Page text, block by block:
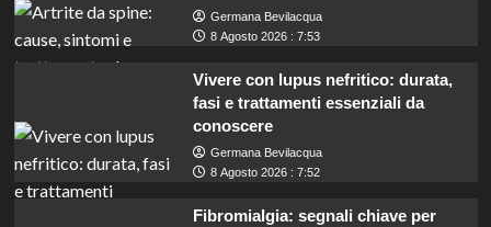
Germana Bevilacqua
8 Agosto 2026 : 7:53
Vivere con lupus nefritico: durata,
fasi e trattamenti essenziali da
conoscere
Germana Bevilacqua
8 Agosto 2026 : 7:52
Fibromialgia: segnali chiave per